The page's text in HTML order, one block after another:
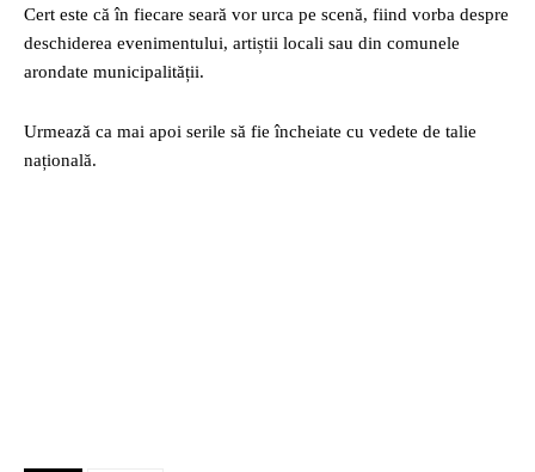
Cert este că în fiecare seară vor urca pe scenă, fiind vorba despre
deschiderea evenimentului, artiștii locali sau din comunele
arondate municipalității.
Urmează ca mai apoi serile să fie încheiate cu vedete de talie
națională.